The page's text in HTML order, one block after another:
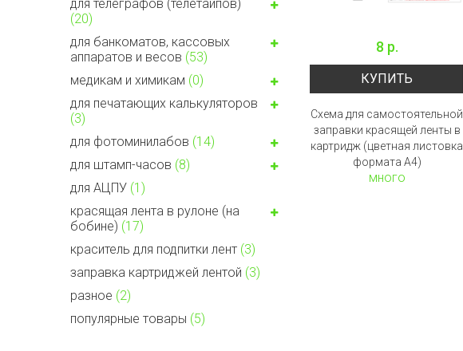
для телеграфов (телетайпов)
(20)
для банкоматов, кассовых
аппаратов и весов (53)
медикам и химикам (0)
для печатающих калькуляторов
(3)
для фотоминилабов (14)
для штамп-часов (8)
для АЦПУ (1)
красящая лента в рулоне (на
бобине) (17)
краситель для подпитки лент (3)
заправка картриджей лентой (3)
разное (2)
популярные товары (5)
8 р.
КУПИТЬ
Схема для самостоятельной
заправки красящей ленты в
картридж (цветная листовка
формата А4)
много